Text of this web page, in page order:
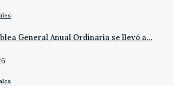
General Anual Ordinaria se llevó a…